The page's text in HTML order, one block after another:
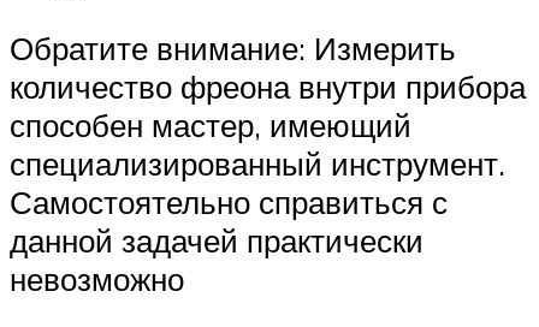
Обратите внимание: Измерить
количество фреона внутри прибора
способен мастер, имеющий
специализированный инструмент.
Самостоятельно справиться с
данной задачей практически
невозможно